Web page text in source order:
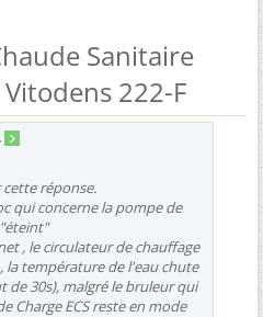
Sanitaire
Vitodens 222-F
réponse.
qui concerne la pompe de
, le circulateur de chauffage
la température de l'eau chute
de 30s), malgré le bruleur qui
Charge ECS reste en mode